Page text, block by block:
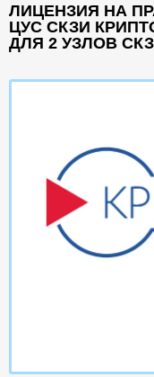
ЛИЦЕНЗИЯ НА
ЦУС СКЗИ
ДЛЯ 2 УЗЛОВ